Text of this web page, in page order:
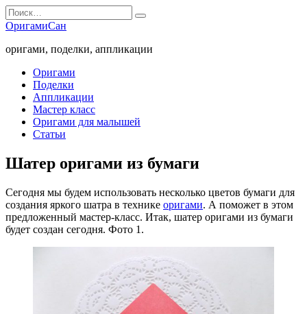
Перейти
к
содержанию
Search
for:
ОригамиСан
оригами, поделки, аппликации
Оригами
Поделки
Аппликации
Мастер класс
Оригами для малышей
Статьи
Шатер оригами из бумаги
Сегодня мы будем использовать несколько цветов бумаги для
создания яркого шатра в технике оригами. А поможет в этом
предложенный мастер-класс. Итак, шатер оригами из бумаги
будет создан сегодня. Фото 1.